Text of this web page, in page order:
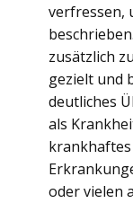
verfressen,
zusätzlich
gezielt und
deutliches
als
oder vielen